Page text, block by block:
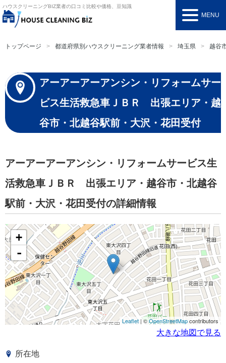
ハウスクリーニングBIZ業者の口コミ比較や価格、豆知識
MENU
トップページ 都道府県別ハウスクリーニング業者情報 埼玉県 越谷
アーアーアーアンシン・リフォームサー
ビス生活救急車ＪＢＲ 出張エリア・越
谷市・北越谷駅前・大沢・花田受付
アーアーアーアンシン・リフォームサービス生
活救急車ＪＢＲ 出張エリア・越谷市・北越谷
駅前・大沢・花田受付の詳細情報
+
-
Leaflet| ©OpenStreetMapcontributors
大きな地図で見る
所在地